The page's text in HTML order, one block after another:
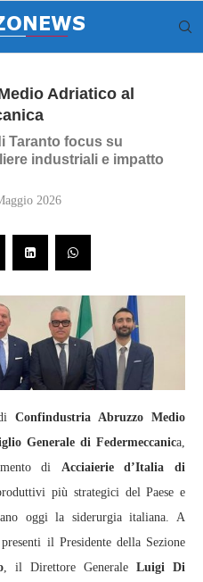
Adriatico al
Taranto focus su
industriali e impatto
2026
diConfindustria Abruzzo Medio
Generale di Federmeccanica,
di Acciaierie d’Italia di
più strategici del Paese e
oggi la siderurgia italiana. A
presenti il Presidente della Sezione
, il Direttore Generale Luigi Di